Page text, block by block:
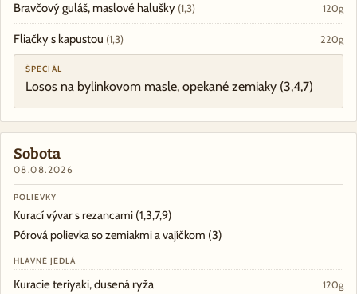
Bravčový guláš, maslové halušky (1,3) 120g
Fliačky s kapustou (1,3) 220g
ŠPECIÁL
Losos na bylinkovom masle, opekané zemiaky (3,4,7)
Sobota
08.08.2026
POLIEVKY
Kurací vývar s rezancami (1,3,7,9)
Pórová polievka so zemiakmi a vajíčkom (3)
HLAVNÉ JEDLÁ
Kuracie teriyaki, dusená ryža 120g